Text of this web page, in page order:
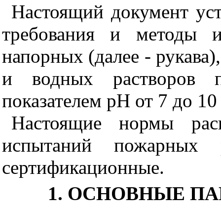
Настоящий документ
требования и методы
напорных (далее -
и водных растворов
показателем рН от 7 до
Настоящие нормы
испытаний
сертификационные.
1. ОСНОВНЫЕ